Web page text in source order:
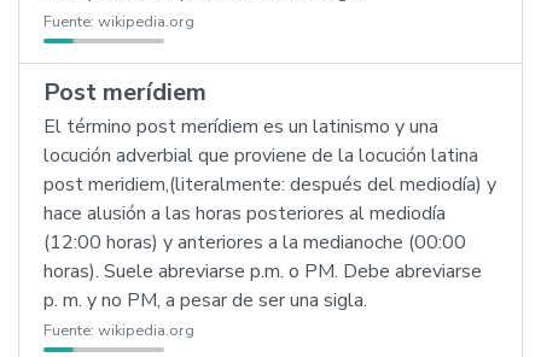
Fuente: wikipedia.org
Post merídiem
El término post merídiem es un latinismo y una
locución adverbial que proviene de la locución latina
post meridiem,(literalmente: después del mediodía) y
hace alusión a las horas posteriores al mediodía
(12:00 horas) y anteriores a la medianoche (00:00
horas). Suele abreviarse p.m. o PM. Debe abreviarse
p. m. y no PM, a pesar de ser una sigla.
Fuente: wikipedia.org